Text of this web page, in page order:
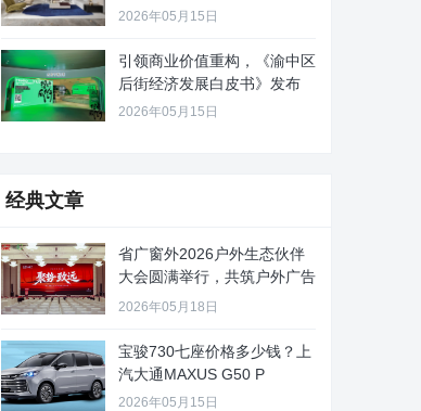
2026年05月15日
引领商业价值重构，《渝中区
后街经济发展白皮书》发布
2026年05月15日
经典文章
省广窗外2026户外生态伙伴
大会圆满举行，共筑户外广告
新
2026年05月18日
宝骏730七座价格多少钱？上
汽大通MAXUS G50 P
2026年05月15日